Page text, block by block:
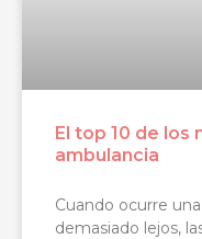
El top 10 de los
ambulancia
Cuando ocurre
demasiado lejos,